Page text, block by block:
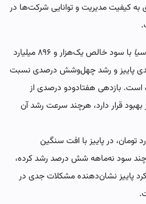
به کیفیت مدیریت و توانایی شرکت‌ها در
با سود خالص یک‌هزار و ۸۹۶ میلیارد
پاییز و رشد چهل‌وشش درصدی نسبت
است. بازدهی هفتادودو درصدی از
قرار دارد، هرچند سرعت رشد آن
و ۲۱۱ میلیارد تومان، در پاییز با افت سنگین
سود نه‌ماهه شش درصد رشد کرده،
پاییز نشان‌دهنده مشکلات جدی در